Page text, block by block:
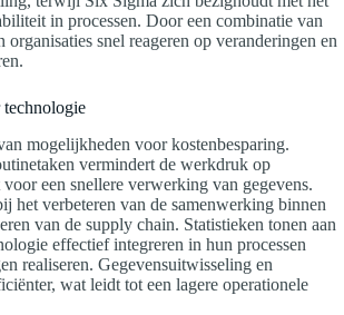
in processen. Door een combinatie van
organisaties snel reageren op veranderingen en
mogelijkheden voor kostenbesparing.
vermindert de werkdruk op
een snellere verwerking van gegevens.
het verbeteren van de samenwerking binnen
van de supply chain. Statistieken tonen aan
effectief integreren in hun processen
realiseren. Gegevensuitwisseling en
wat leidt tot een lagere operationele